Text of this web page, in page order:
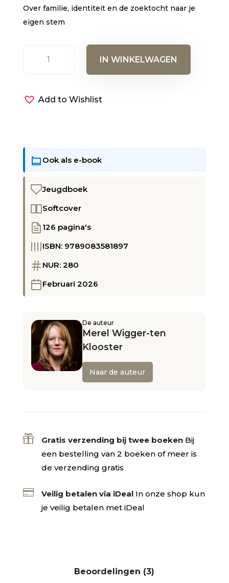
Over familie, identiteit en de zoektocht naar je
eigen stem
IN WINKELWAGEN
Add to Wishlist
Ook als e-book
Jeugdboek
Softcover
126 pagina's
ISBN: 9789083581897
NUR: 280
Februari 2026
De auteur
Merel Wigger-ten
Klooster
Naar de auteur
 Gratis verzending bij twee boeken Bij
een bestelling van 2 boeken of meer is
de verzending gratis
 Veilig betalen via iDeal In onze shop kun
je veilig betalen met iDeal
Beoordelingen (3)